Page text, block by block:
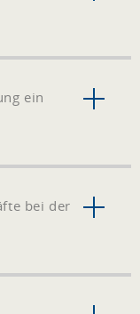
ein
bei der